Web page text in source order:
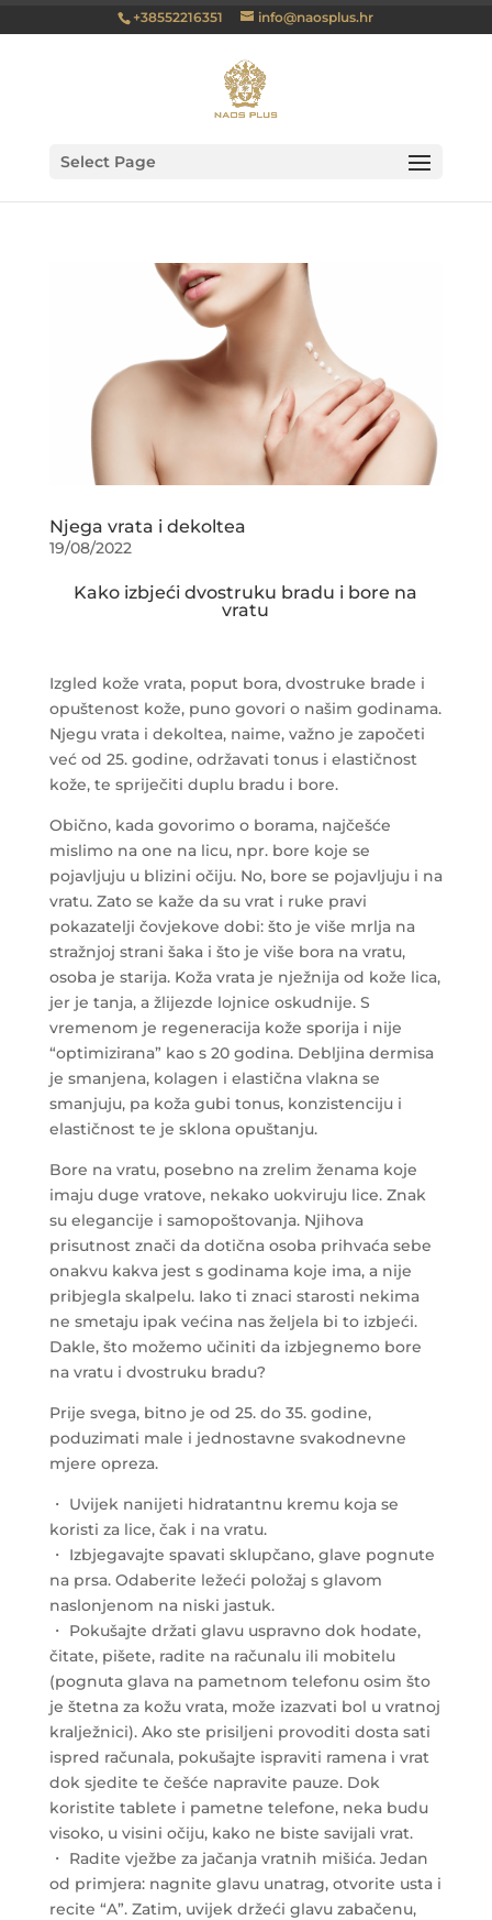
+38552216351 info@naosplus.hr
Select Page
Njega vrata i dekoltea
19/08/2022
Kako izbjeći dvostruku bradu i bore na
vratu
Izgled kože vrata, poput bora, dvostruke brade i
opuštenost kože, puno govori o našim godinama.
Njegu vrata i dekoltea, naime, važno je započeti
već od 25. godine, održavati tonus i elastičnost
kože, te spriječiti duplu bradu i bore.
Obično, kada govorimo o borama, najčešće
mislimo na one na licu, npr. bore koje se
pojavljuju u blizini očiju. No, bore se pojavljuju i na
vratu. Zato se kaže da su vrat i ruke pravi
pokazatelji čovjekove dobi: što je više mrlja na
stražnjoj strani šaka i što je više bora na vratu,
osoba je starija. Koža vrata je nježnija od kože lica,
jer je tanja, a žlijezde lojnice oskudnije. S
vremenom je regeneracija kože sporija i nije
“optimizirana” kao s 20 godina. Debljina dermisa
je smanjena, kolagen i elastična vlakna se
smanjuju, pa koža gubi tonus, konzistenciju i
elastičnost te je sklona opuštanju.
Bore na vratu, posebno na zrelim ženama koje
imaju duge vratove, nekako uokviruju lice. Znak
su elegancije i samopoštovanja. Njihova
prisutnost znači da dotična osoba prihvaća sebe
onakvu kakva jest s godinama koje ima, a nije
pribjegla skalpelu. Iako ti znaci starosti nekima
ne smetaju ipak većina nas željela bi to izbjeći.
Dakle, što možemo učiniti da izbjegnemo bore
na vratu i dvostruku bradu?
Prije svega, bitno je od 25. do 35. godine,
poduzimati male i jednostavne svakodnevne
mjere opreza.
・ Uvijek nanijeti hidratantnu kremu koja se
koristi za lice, čak i na vratu.
・ Izbjegavajte spavati sklupčano, glave pognute
na prsa. Odaberite ležeći položaj s glavom
naslonjenom na niski jastuk.
・ Pokušajte držati glavu uspravno dok hodate,
čitate, pišete, radite na računalu ili mobitelu
(pognuta glava na pametnom telefonu osim što
je štetna za kožu vrata, može izazvati bol u vratnoj
kralježnici). Ako ste prisiljeni provoditi dosta sati
ispred računala, pokušajte ispraviti ramena i vrat
dok sjedite te češće napravite pauze. Dok
koristite tablete i pametne telefone, neka budu
visoko, u visini očiju, kako ne biste savijali vrat.
・ Radite vježbe za jačanja vratnih mišića. Jedan
od primjera: nagnite glavu unatrag, otvorite usta i
recite “A”. Zatim, uvijek držeći glavu zabačenu,